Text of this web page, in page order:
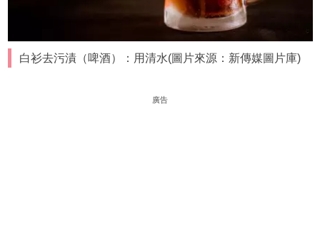
白衫去污漬（啤酒）：用清水(圖片來源：新傳媒圖片庫)
廣告